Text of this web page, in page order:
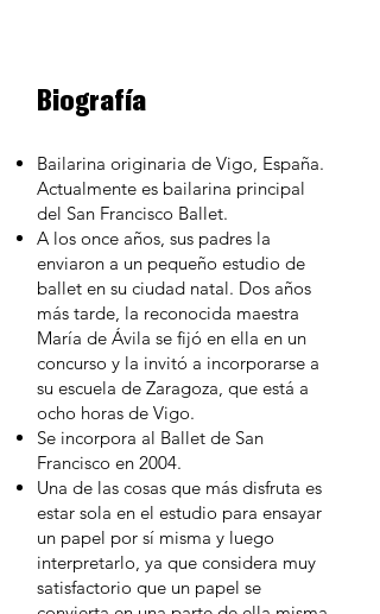
Biografía
Bailarina originaria de Vigo, España.
Actualmente es bailarina principal
del San Francisco Ballet.
A los once años, sus padres la
enviaron a un pequeño estudio de
ballet en su ciudad natal. Dos años
más tarde, la reconocida maestra
María de Ávila se fijó en ella en un
concurso y la invitó a incorporarse a
su escuela de Zaragoza, que está a
ocho horas de Vigo.
Se incorpora al Ballet de San
Francisco en 2004.
Una de las cosas que más disfruta es
estar sola en el estudio para ensayar
un papel por sí misma y luego
interpretarlo, ya que considera muy
satisfactorio que un papel se